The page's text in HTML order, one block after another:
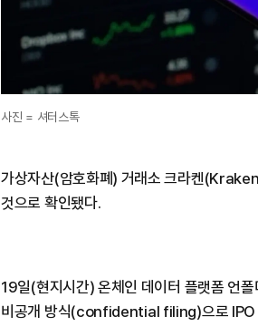
사진 = 셔터스톡
가상자산(암호화폐) 거래소 크라켄
것으로 확인됐다.
19일(현지시간) 온체인 데이터 플랫폼 언
비공개 방식(confidential filing)으로 IPO